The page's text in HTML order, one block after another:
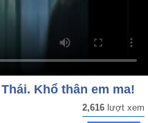
Khổ thân em ma!
2,616 lượt xem